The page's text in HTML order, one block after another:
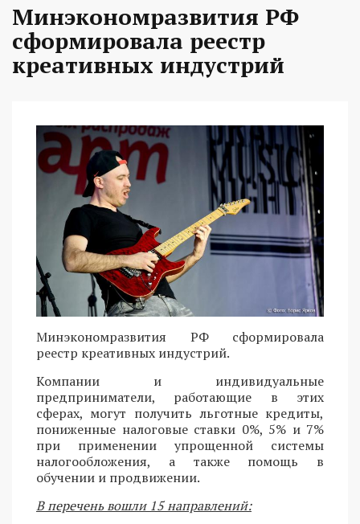
Минэкономразвития РФ
сформировала реестр
креативных индустрий
Минэкономразвития РФ сформировала
реестр креативных индустрий.
Компании и индивидуальные
предприниматели, работающие в этих
сферах, могут получить льготные кредиты,
пониженные налоговые ставки 0%, 5% и 7%
при применении упрощенной системы
налогообложения, а также помощь в
обучении и продвижении.
В перечень вошли 15 направлений: